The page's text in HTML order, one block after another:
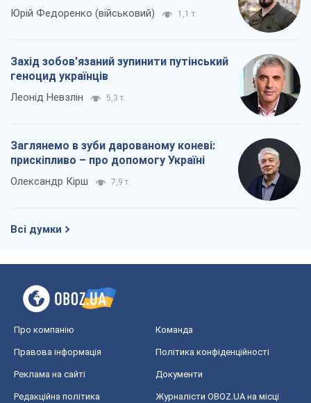
Юрій Федоренко (військовий) 1,1 т.
Захід зобов'язаний зупинити путінський
геноцид українців
Леонід Невзлін 5,3 т.
Заглянемо в зуби дарованому коневі:
прискіпливо – про допомогу Україні
Олександр Кірш 7,9 т.
Всі думки
Про компанію Команда
Правова інформація Політика конфіденційності
Реклама на сайті Документи
Редакційна політика
Журналісти OBOZ.UA на місці